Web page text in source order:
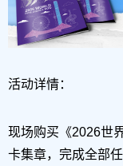
活动详情：
现场购买《2026世
卡集章，完成全部